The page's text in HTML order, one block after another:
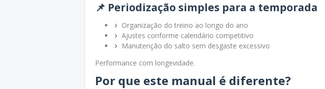
📌 Periodização simples para a temporada
Organização do treino ao longo do ano
Ajustes conforme calendário competitivo
Manutenção do salto sem desgaste excessivo
Performance com longevidade.
Por que este manual é diferente?